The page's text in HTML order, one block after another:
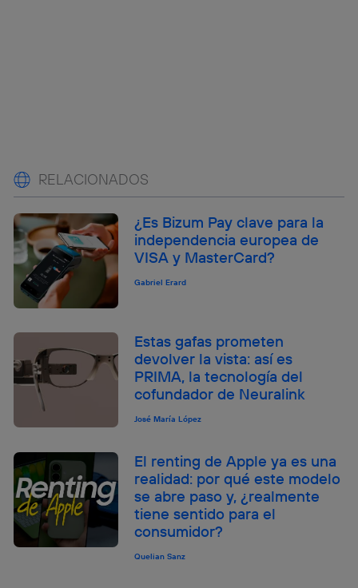
RELACIONADOS
¿Es Bizum Pay clave para la
independencia europea de
VISA y MasterCard?
Gabriel Erard
Estas gafas prometen
devolver la vista: así es
PRIMA, la tecnología del
cofundador de Neuralink
José María López
El renting de Apple ya es una
realidad: por qué este modelo
se abre paso y, ¿realmente
tiene sentido para el
consumidor?
Quelian Sanz